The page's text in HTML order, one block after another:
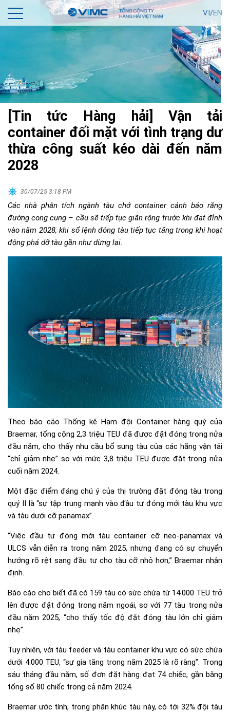
VI/EN
[Tin tức Hàng hải] Vận tải
container đối mặt với tình trạng dư
thừa công suất kéo dài đến năm
2028
30/07/25 3:18 PM
Các nhà phân tích ngành tàu chở container cảnh báo rằng
đường cong cung – cầu sẽ tiếp tục giãn rộng trước khi đạt đỉnh
vào năm 2028, khi sổ lệnh đóng tàu tiếp tục tăng trong khi hoạt
động phá dỡ tàu gần như dừng lại.
Theo báo cáo Thống kê Hạm đội Container hàng quý của
Braemar, tổng cộng 2,3 triệu TEU đã được đặt đóng trong nửa
đầu năm, cho thấy nhu cầu bổ sung tàu của các hãng vận tải
“chỉ giảm nhẹ” so với mức 3,8 triệu TEU được đặt trong nửa
cuối năm 2024.
Một đặc điểm đáng chú ý của thị trường đặt đóng tàu trong
quý II là “sự tập trung mạnh vào đầu tư đóng mới tàu khu vực
và tàu dưới cỡ panamax”.
“Việc đầu tư đóng mới tàu container cỡ neo-panamax và
ULCS vẫn diễn ra trong năm 2025, nhưng đang có sự chuyển
hướng rõ rệt sang đầu tư cho tàu cỡ nhỏ hơn,” Braemar nhận
định.
Báo cáo cho biết đã có 159 tàu có sức chứa từ 14.000 TEU trở
lên được đặt đóng trong năm ngoái, so với 77 tàu trong nửa
đầu năm 2025, “cho thấy tốc độ đặt đóng tàu lớn chỉ giảm
nhẹ”.
Tuy nhiên, với tàu feeder và tàu container khu vực có sức chứa
dưới 4.000 TEU, “sự gia tăng trong năm 2025 là rõ ràng”. Trong
sáu tháng đầu năm, số đơn đặt hàng đạt 74 chiếc, gần bằng
tổng số 80 chiếc trong cả năm 2024.
Braemar ước tính, trong phân khúc tàu này, có tới 32% đội tàu